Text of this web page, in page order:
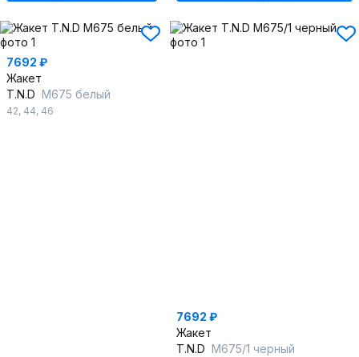
7692 ₽
Жакет
T.N.D М675 белый
42, 44, 46
7692 ₽
Жакет
T.N.D М675/1 черный